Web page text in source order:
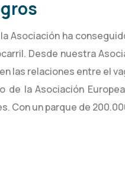
la Asociación ha
Desde nuestra
las relaciones entre el
de la Asociación
Con un parque de